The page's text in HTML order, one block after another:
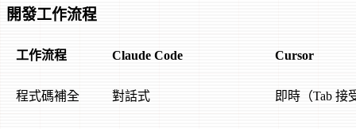
開發工作流程
工作流程 Claude Code Cursor
程式碼補全 對話式 即時（Tab 接